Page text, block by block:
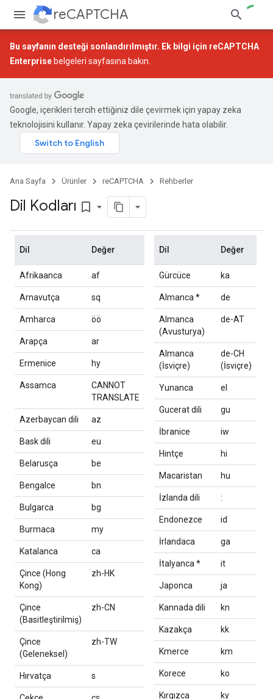
reCAPTCHA
Bu sayfanın desteği sonlandırılmıştır. Ek bilgi için reCAPTCHA
Enterprise belgeleri sayfasına bakın.
Google, içerikleri tercih ettiğiniz dile çevirmek için yapay zeka
teknolojisini kullanır. Yapay zeka çevirilerinde hata olabilir.
Ana Sayfa Ürünler reCAPTCHA Rehberler
Dil Kodları bookmark_border
Dil Değer
Afrikaanca af
Arnavutça sq
Amharca öö
Arapça ar
Ermenice hy
Assamca
CANNOT
TRANSLATE
Azerbaycan dili az
Bask dili eu
Belarusça be
Bengalce bn
Bulgarca bg
Burmaca my
Katalanca ca
Çince (Hong
Kong)
zh-HK
Çince
(Basitleştirilmiş)
zh-CN
Çince
(Geleneksel)
zh-TW
Hırvatça s
Dil Değer
Gürcüce ka
Almanca * de
Almanca
(Avusturya)
de-AT
Almanca
(İsviçre)
de-CH
(İsviçre)
Yunanca el
Gucerat dili gu
İbranice iw
Hintçe hi
Macaristan hu
İzlanda dili :
Endonezce id
İrlandaca ga
İtalyanca * it
Japonca ja
Kannada dili kn
Kazakça kk
Kmerce km
Korece ko
Kırgızca ky